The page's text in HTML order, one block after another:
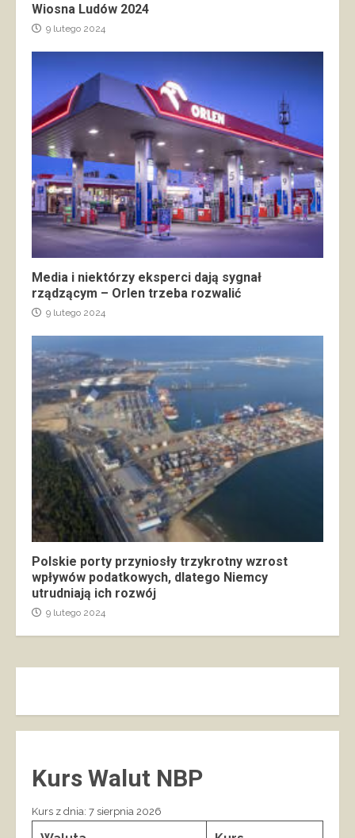
Wiosna Ludów 2024
9 lutego 2024
Media i niektórzy eksperci dają sygnał
rządzącym – Orlen trzeba rozwalić
9 lutego 2024
Polskie porty przyniosły trzykrotny wzrost
wpływów podatkowych, dlatego Niemcy
utrudniają ich rozwój
9 lutego 2024
Kurs Walut NBP
Kurs z dnia: 7 sierpnia 2026